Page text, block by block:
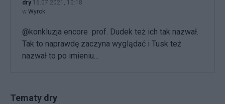
dry 16.07.2021, 10:18
w Wyrok
@konkluzja encore prof. Dudek też ich tak nazwał.
Tak to naprawdę zaczyna wyglądać i Tusk też
nazwał to po imieniu...
Tematy dry